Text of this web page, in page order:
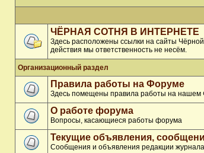
ЧЁРНАЯ СОТНЯ В ИНТЕРНЕТЕ
Здесь расположены ссылки на сайты
действия мы ответственность не несём.
Организационный раздел
Правила работы на Форуме
Здесь помещены правила работы на нашем
О работе форума
Вопросы, касающиеся работы форума
Текущие объявления,
Сообщения и объявления редакции